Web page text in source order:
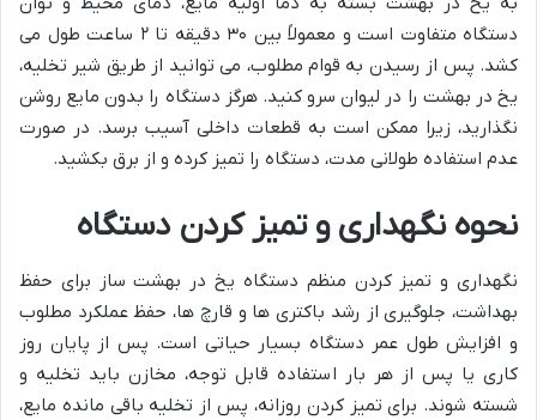
دستگاه متفاوت است و معمولاً بین ۳۰ دقیقه تا ۲ ساعت طول می
کشد. پس از رسیدن به قوام مطلوب، می توانید از طریق شیر تخلیه،
یخ در بهشت را در لیوان سرو کنید. هرگز دستگاه را بدون مایع روشن
نگذارید، زیرا ممکن است به قطعات داخلی آسیب برسد. در صورت
عدم استفاده طولانی مدت، دستگاه را تمیز کرده و از برق بکشید.
نحوه نگهداری و تمیز کردن دستگاه
نگهداری و تمیز کردن منظم دستگاه یخ در بهشت ساز برای حفظ
بهداشت، جلوگیری از رشد باکتری ها و قارچ ها، حفظ عملکرد مطلوب
و افزایش طول عمر دستگاه بسیار حیاتی است. پس از پایان روز
کاری یا پس از هر بار استفاده قابل توجه، مخازن باید تخلیه و
شسته شوند. برای تمیز کردن روزانه، پس از تخلیه باقی مانده مایع،